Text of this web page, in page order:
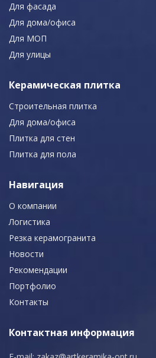
Для фасада
Для дома/офиса
Для МОП
Для улицы
Керамическая плитка
Строительная плитка
Для дома/офиса
Плитка для стен
Плитка для пола
Навигация
О компании
Логистика
Резка керамогранита
Новости
Рекомендации
Портфолио
Контакты
Контактная информация